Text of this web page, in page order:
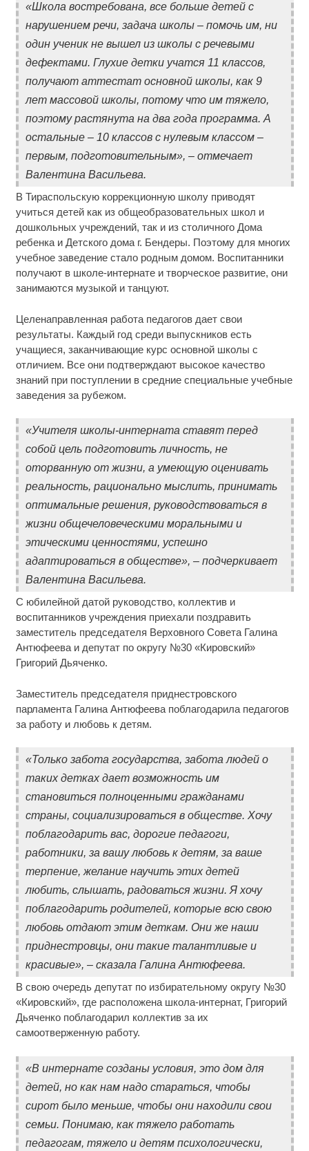
«Школа востребована, все больше детей с
нарушением речи, задача школы – помочь им, ни
один ученик не вышел из школы с речевыми
дефектами. Глухие детки учатся 11 классов,
получают аттестат основной школы, как 9
лет массовой школы, потому что им тяжело,
поэтому растянута на два года программа. А
остальные – 10 классов с нулевым классом –
первым, подготовительным», – отмечает
Валентина Васильева.
В Тираспольскую коррекционную школу приводят
учиться детей как из общеобразовательных школ и
дошкольных учреждений, так и из столичного Дома
ребенка и Детского дома г. Бендеры. Поэтому для многих
учебное заведение стало родным домом. Воспитанники
получают в школе-интернате и творческое развитие, они
занимаются музыкой и танцуют.
Целенаправленная работа педагогов дает свои
результаты. Каждый год среди выпускников есть
учащиеся, заканчивающие курс основной школы с
отличием. Все они подтверждают высокое качество
знаний при поступлении в средние специальные учебные
заведения за рубежом.
«Учителя школы-интерната ставят перед
собой цель подготовить личность, не
оторванную от жизни, а умеющую оценивать
реальность, рационально мыслить, принимать
оптимальные решения, руководствоваться в
жизни общечеловеческими моральными и
этическими ценностями, успешно
адаптироваться в обществе», – подчеркивает
Валентина Васильева.
С юбилейной датой руководство, коллектив и
воспитанников учреждения приехали поздравить
заместитель председателя Верховного Совета Галина
Антюфеева и депутат по округу №30 «Кировский»
Григорий Дьяченко.
Заместитель председателя приднестровского
парламента Галина Антюфеева поблагодарила педагогов
за работу и любовь к детям.
«Только забота государства, забота людей о
таких детках дает возможность им
становиться полноценными гражданами
страны, социализироваться в обществе. Хочу
поблагодарить вас, дорогие педагоги,
работники, за вашу любовь к детям, за ваше
терпение, желание научить этих детей
любить, слышать, радоваться жизни. Я хочу
поблагодарить родителей, которые всю свою
любовь отдают этим деткам. Они же наши
приднестровцы, они такие талантливые и
красивые», – сказала Галина Антюфеева.
В свою очередь депутат по избирательному округу №30
«Кировский», где расположена школа-интернат, Григорий
Дьяченко поблагодарил коллектив за их
самоотверженную работу.
«В интернате созданы условия, это дом для
детей, но как нам надо стараться, чтобы
сирот было меньше, чтобы они находили свои
семьи. Понимаю, как тяжело работать
педагогам, тяжело и детям психологически,